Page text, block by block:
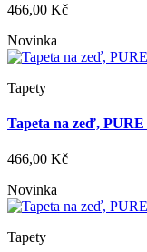
466,00 Kč
Novinka
Tapety
Tapeta na zeď,
466,00 Kč
Novinka
Tapety